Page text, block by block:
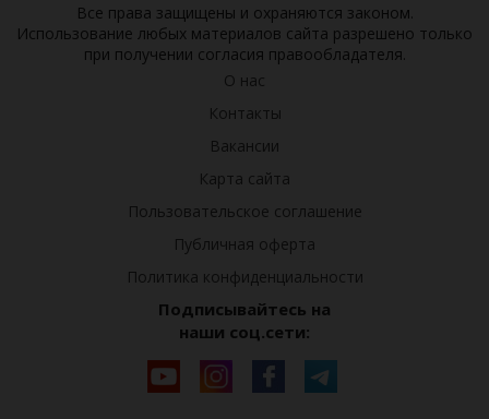
Все права защищены и охраняются законом.
Использование любых материалов сайта разрешено только
при получении согласия правообладателя.
О нас
Контакты
Вакансии
Карта сайта
Пользовательское соглашение
Публичная оферта
Политика конфиденциальности
Подписывайтесь на
наши соц.сети: